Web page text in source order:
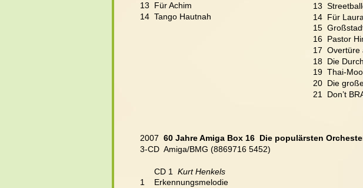
13  Für Achim
14  Tango Hautnah
2007 60 Jahre Amiga Box 16  Die populärsten
3-CD  Amiga/BMG (8869716 5452)
      CD 1
Kurt Henkels
1    Erkennungsmelodie
13
14  Für
15
16  Pastor
17  Overtüre
18  Die
19  Thai-
20  Die
21  Don’t